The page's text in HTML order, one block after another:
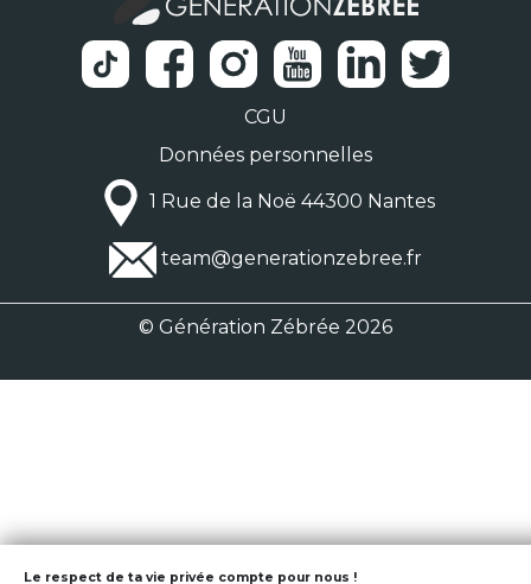
CGU
Données personnelles
1 Rue de la Noë 44300 Nantes
team@generationzebree.fr
© Génération Zébrée 2026
Le respect de ta vie privée compte pour nous !